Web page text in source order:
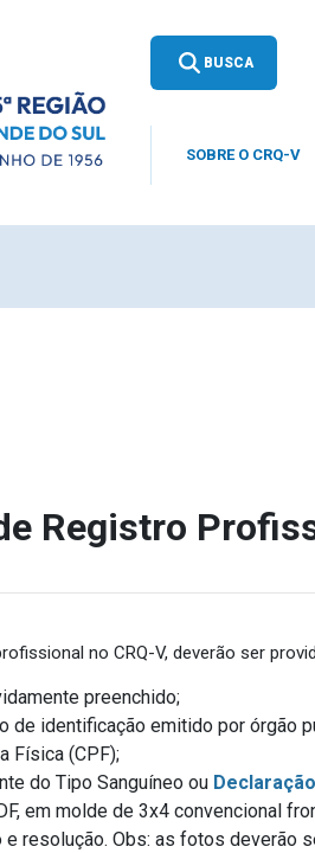
BUSCA
SOBRE O CRQ-V
Registro
no CRQ-V, deverão ser
preenchido;
de identificação emitido por órgão
Física (CPF);
do Tipo Sanguíneo ou
em molde de 3x4 convencional
e resolução. Obs: as fotos deverão